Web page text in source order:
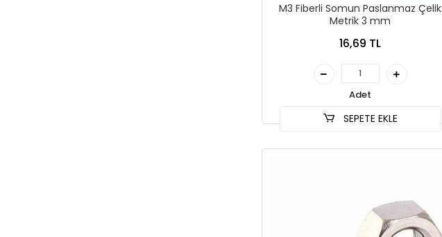
M3 Fiberli Somun Paslanmaz Çelik
Metrik 3 mm
16,69 TL
Adet
SEPETE EKLE